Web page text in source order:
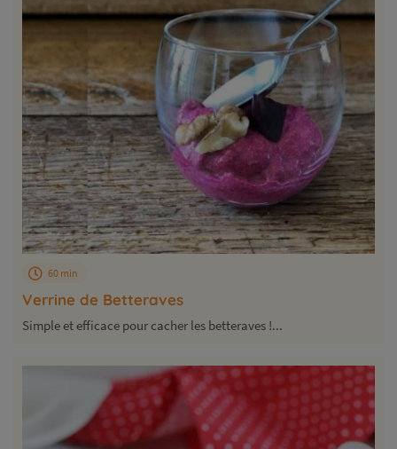
Verrine de Betteraves
60 min
Simple et efficace pour cacher les betteraves !...